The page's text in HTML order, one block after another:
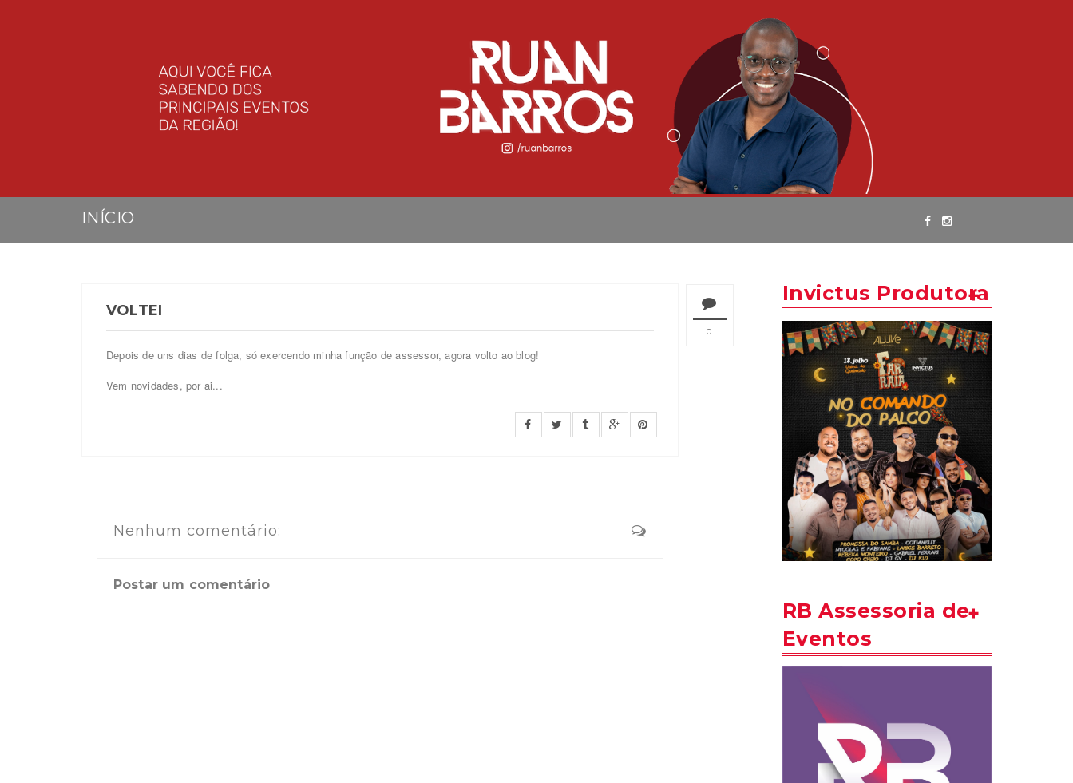
INÍCIO
0
VOLTEI
Depois de uns dias de folga, só exercendo minha função de assessor, agora volto ao blog!
Vem novidades, por ai...
Nenhum comentário:
Postar um comentário
Invictus Produtora
RB Assessoria de
Eventos